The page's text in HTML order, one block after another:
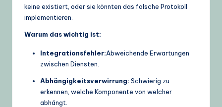
keine existiert, oder sie könnten das falsche Protokoll
implementieren.
Warum das wichtig ist:
Integrationsfehler:Abweichende Erwartungen
zwischen Diensten.
Abhängigkeitsverwirrung: Schwierig zu
erkennen, welche Komponente von welcher
abhängt.